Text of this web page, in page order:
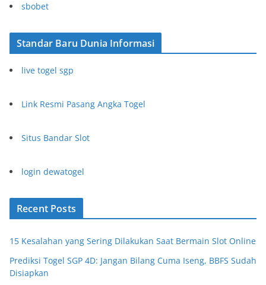
sbobet
Standar Baru Dunia Informasi
live togel sgp
Link Resmi Pasang Angka Togel
Situs Bandar Slot
login dewatogel
Recent Posts
15 Kesalahan yang Sering Dilakukan Saat Bermain Slot Online
Prediksi Togel SGP 4D: Jangan Bilang Cuma Iseng, BBFS Sudah
Disiapkan